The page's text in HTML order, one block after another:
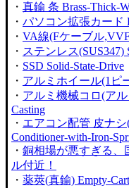
・ 真鍮 条 Brass-Thick-
・ パソコン拡張カード
・ VA線(Fケーブル
・ ステンレス(SUS347)
・ SSD Solid-State-Drive
・ アルミホイール(1ピ
・ アルミ機械コロ(ア
Casting
・ エアコン配管 皮ナシ
Conditioner-with-Iron-
・ 銅相場が悪すぎる、
ル付近！
・ 薬莢(真鍮) Empty-